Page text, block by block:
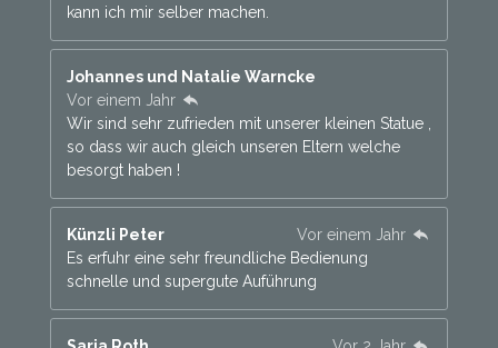
kann ich mir selber machen.
Johannes und Natalie Warncke
Vor einem Jahr
Wir sind sehr zufrieden mit unserer kleinen Statue ,
so dass wir auch gleich unseren Eltern welche
besorgt haben !
Künzli Peter
Vor einem Jahr
Es erfuhr eine sehr freundliche Bedienung
schnelle und supergute Auführung